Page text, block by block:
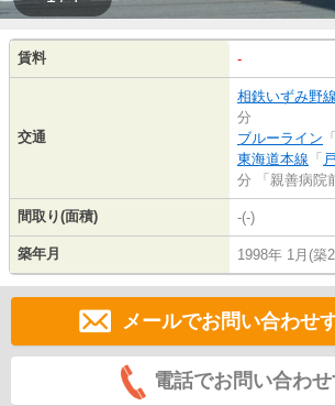
賃料 -
交通
相鉄いずみ野線
分
ブルーライン 「
東海道本線 「
分 「親善病院
間取り(面積) -(-)
築年月 1998年 1月(築
メールでお問い合わせ
電話でお問い合わ